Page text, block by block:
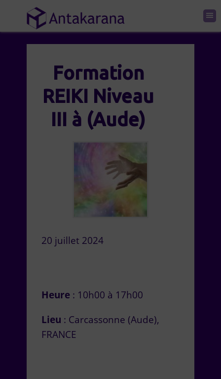
Formation
REIKI Niveau
III à (Aude)
20 juillet 2024
Heure : 10h00 à 17h00
Lieu : Carcassonne (Aude),
FRANCE